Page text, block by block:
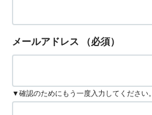
メールアドレス （必須）
▼確認のためにもう一度入力してください。